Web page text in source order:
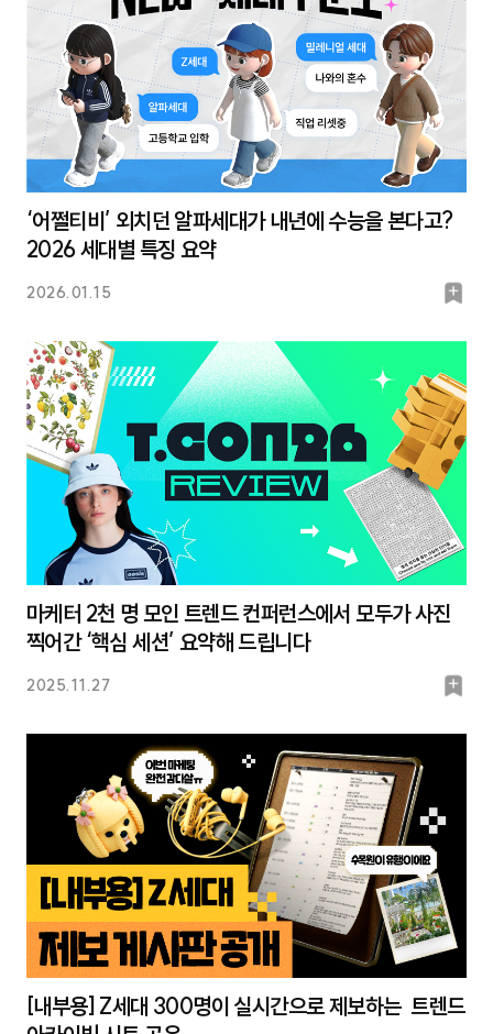
‘어쩔티비’ 외치던 알파세대가 내년에 수능을 본다고?
2026 세대별 특징 요약
2026.01.15
북
마케터 2천 명 모인 트렌드 컨퍼런스에서 모두가 사진
찍어간 ‘핵심 세션’ 요약해 드립니다
2025.11.27
북
[내부용] Z세대 300명이 실시간으로 제보하는 트렌드